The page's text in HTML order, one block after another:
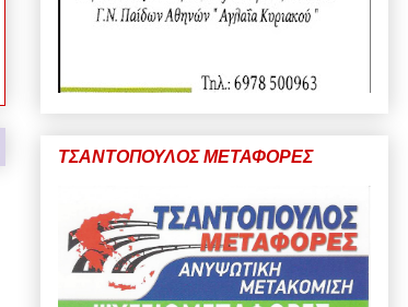
ΤΣΑΝΤΟΠΟΥΛΟΣ ΜΕΤΑΦΟΡΕΣ